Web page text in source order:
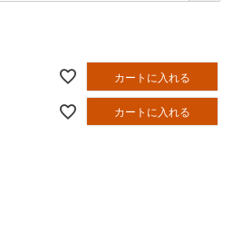
カートに入れる
カートに入れる